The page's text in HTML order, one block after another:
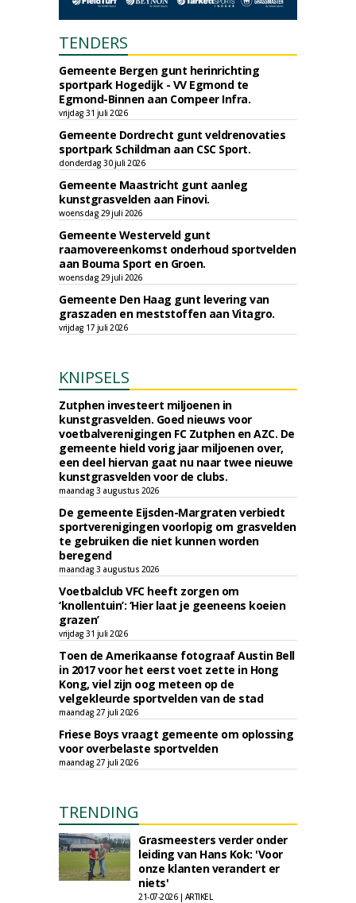
TENDERS
Gemeente Bergen gunt herinrichting
sportpark Hogedijk - VV Egmond te
Egmond-Binnen aan Compeer Infra.
vrijdag 31 juli 2026
Gemeente Dordrecht gunt veldrenovaties
sportpark Schildman aan CSC Sport.
donderdag 30 juli 2026
Gemeente Maastricht gunt aanleg
kunstgrasvelden aan Finovi.
woensdag 29 juli 2026
Gemeente Westerveld gunt
raamovereenkomst onderhoud sportvelden
aan Bouma Sport en Groen.
woensdag 29 juli 2026
Gemeente Den Haag gunt levering van
graszaden en meststoffen aan Vitagro.
vrijdag 17 juli 2026
KNIPSELS
Zutphen investeert miljoenen in
kunstgrasvelden. Goed nieuws voor
voetbalverenigingen FC Zutphen en AZC. De
gemeente hield vorig jaar miljoenen over,
een deel hiervan gaat nu naar twee nieuwe
kunstgrasvelden voor de clubs.
maandag 3 augustus 2026
De gemeente Eijsden-Margraten verbiedt
sportverenigingen voorlopig om grasvelden
te gebruiken die niet kunnen worden
beregend
maandag 3 augustus 2026
Voetbalclub VFC heeft zorgen om
‘knollentuin’: ‘Hier laat je geeneens koeien
grazen’
vrijdag 31 juli 2026
Toen de Amerikaanse fotograaf Austin Bell
in 2017 voor het eerst voet zette in Hong
Kong, viel zijn oog meteen op de
velgekleurde sportvelden van de stad
maandag 27 juli 2026
Friese Boys vraagt gemeente om oplossing
voor overbelaste sportvelden
maandag 27 juli 2026
TRENDING
Grasmeesters verder onder
leiding van Hans Kok: 'Voor
onze klanten verandert er
niets'
21-07-2026 | ARTIKEL